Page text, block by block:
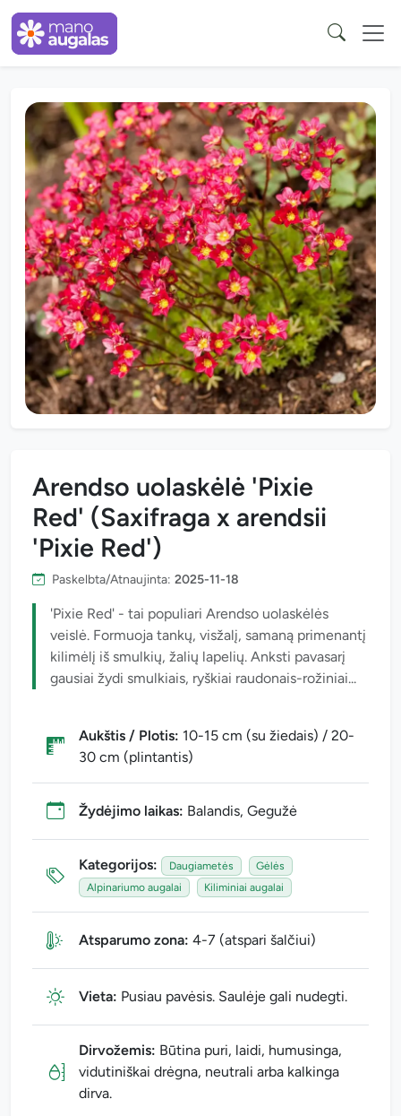
Arendso uolaskėlė 'Pixie
Red' (Saxifraga x arendsii
'Pixie Red')
Paskelbta/Atnaujinta: 2025-11-18
'Pixie Red' - tai populiari Arendso uolaskėlės
veislė. Formuoja tankų, visžalį, samaną primenantį
kilimėlį iš smulkių, žalių lapelių. Anksti pavasarį
gausiai žydi smulkiais, ryškiai raudonais-rožiniai...
Aukštis / Plotis: 10-15 cm (su žiedais) / 20-
30 cm (plintantis)
Žydėjimo laikas: Balandis, Gegužė
Kategorijos: Daugiametės
Gėlės
Alpinariumo augalai
Kiliminiai augalai
Atsparumo zona: 4-7 (atspari šalčiui)
Vieta: Pusiau pavėsis. Saulėje gali nudegti.
Dirvožemis: Būtina puri, laidi, humusinga,
vidutiniškai drėgna, neutrali arba kalkinga
dirva.